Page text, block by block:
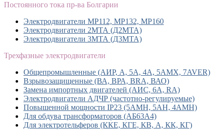
Постоянного тока пр-ва Болгарии
Электродвигатели MP112, МР132, MP160
Электродвигатели 2МТА (Д2МТА)
Электродвигатели 3МТА (Д3МТА)
Трехфазные электродвигатели
Общепромышленные (АИР, А, 5А, 4А, 5АМХ, 7AVER)
Взрывозащищенные (ВА, ВРА, BRA, ВАО)
Замена импортных двигателей (АИС, 6А, RA)
Электродвигатели АДЧР (частотно-регулируемые)
Повышенной мощности IP23 (5АМН, 5АН, 4АМН)
Для обдува трансформаторов (АБ63А4)
Для электротельферов (ККЕ, КГЕ, КВ, А, КК, КГ)